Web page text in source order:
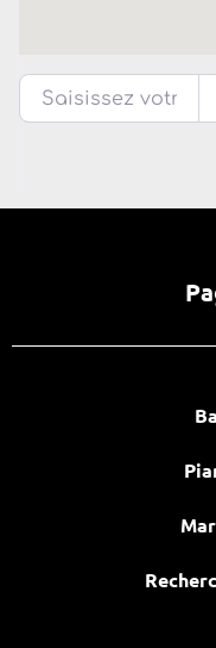
Saisissez votre lieu